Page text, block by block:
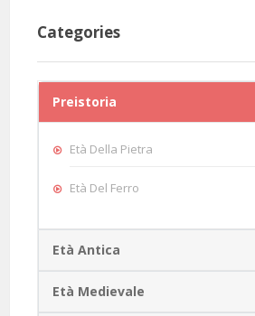
Categories
Preistoria
Età Della Pietra
Età Del Ferro
Età Antica
Età Medievale